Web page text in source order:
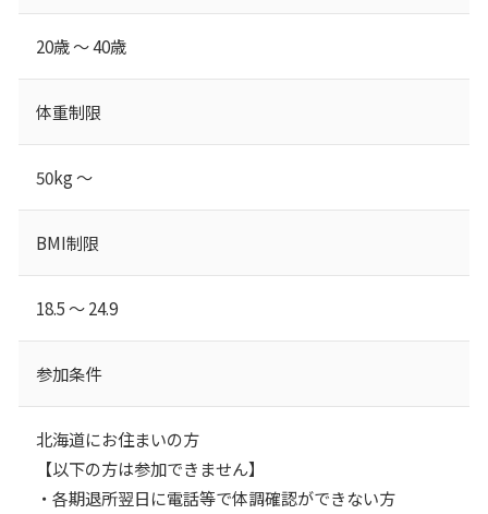
20歳 ～ 40歳
体重制限
50kg ～
BMI制限
18.5 ～ 24.9
参加条件
北海道にお住まいの方
【以下の方は参加できません】
・各期退所翌⽇に電話等で体調確認ができない方